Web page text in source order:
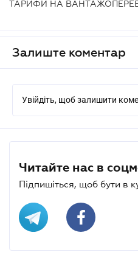
ТАРИФИ НА
Залиште коментар
Увійдіть, щоб залишити
Читайте нас в
Підпишіться, щоб бути в